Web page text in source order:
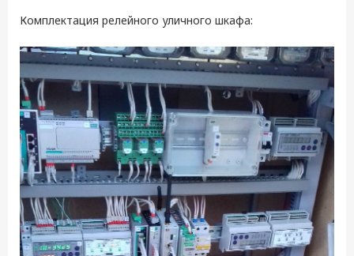
Комплектация релейного уличного шкафа: